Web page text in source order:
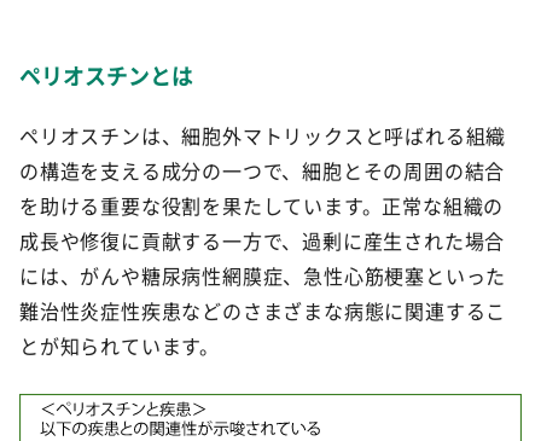
ペリオスチンとは
ペリオスチンは、細胞外マトリックスと呼ばれる組織
の構造を支える成分の一つで、細胞とその周囲の結合
を助ける重要な役割を果たしています。正常な組織の
成長や修復に貢献する一方で、過剰に産生された場合
には、がんや糖尿病性網膜症、急性心筋梗塞といった
難治性炎症性疾患などのさまざまな病態に関連するこ
とが知られています。